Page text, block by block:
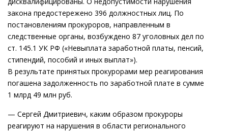
закона предостережено 396 должностных лиц. По
постановлениям прокуроров, направленным в
следственные органы, возбуждено 87 уголовных дел по
ст. 145.1 УК РФ («Невыплата заработной платы, пенсий,
стипендий, пособий и иных выплат»).
В результате принятых прокурорами мер реагирования
погашена задолженность по заработной плате в сумме
1 млрд 49 млн руб.
— Сергей Дмитриевич, каким образом прокуроры
реагируют на нарушения в области регионального